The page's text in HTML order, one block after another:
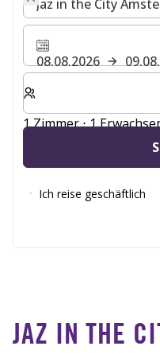
08.08.2026
Wählen Sie die
1 Zimmer ⋅ 1
Ich reise geschäftlich
JAZ IN THE